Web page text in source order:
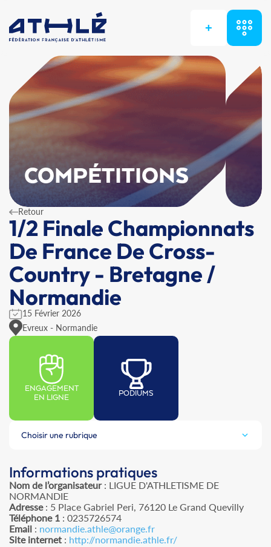
+
COMPÉTITIONS
Retour
1/2 Finale Championnats
De France De Cross-
Country - Bretagne /
Normandie
15 Février 2026
Evreux - Normandie
ENGAGEMENT
EN LIGNE
PODIUMS
Choisir une rubrique
Informations pratiques
Nom de l’organisateur: LIGUE D'ATHLETISME DE
NORMANDIE
Adresse: 5 Place Gabriel Peri, 76120 Le Grand Quevilly
Téléphone 1 : 0235726574
Email : normandie.athle@orange.fr
Site internet : http://normandie.athle.fr/